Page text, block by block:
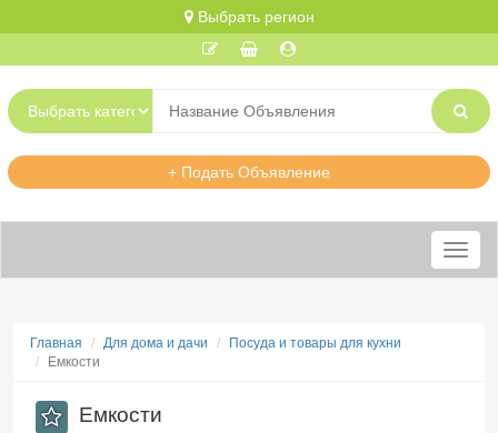
Выбрать регион
+ Подать Объявление
Меню
Главная Для дома и дачи
Посуда и товары для кухни
Емкости
Емкости